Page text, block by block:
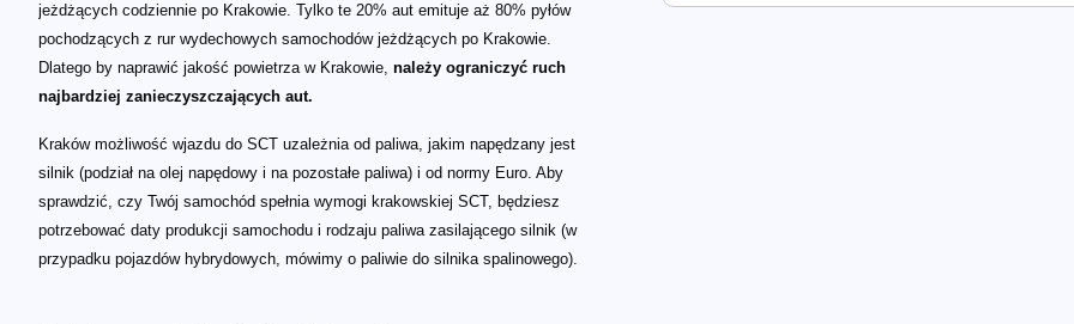
jeżdżących codziennie po Krakowie. Tylko te 20% aut emituje aż 80% pyłów
pochodzących z rur wydechowych samochodów jeżdżących po Krakowie.
Dlatego by naprawić jakość powietrza w Krakowie, należy ograniczyć ruch
najbardziej zanieczyszczających aut.
Kraków możliwość wjazdu do SCT uzależnia od paliwa, jakim napędzany jest
silnik (podział na olej napędowy i na pozostałe paliwa) i od normy Euro. Aby
sprawdzić, czy Twój samochód spełnia wymogi krakowskiej SCT, będziesz
potrzebować daty produkcji samochodu i rodzaju paliwa zasilającego silnik (w
przypadku pojazdów hybrydowych, mówimy o paliwie do silnika spalinowego).